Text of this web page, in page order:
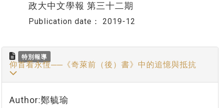
政大中文學報 第三十二期
Publication date： 2019-12
特別報導
仰首看永恆──《奇萊前（後）書》中的追憶與抵抗
Author:鄭毓瑜